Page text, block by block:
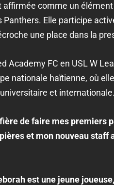
comme un
Elle participe
une place dans la
Academy FC en USL W
nationale haïtienne, où
et internationale.
de faire mes premiers
et mon nouveau staff
est une jeune